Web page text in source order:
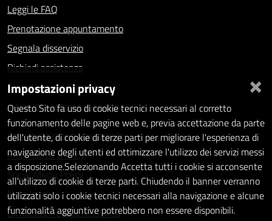
Leggi le FAQ
Prenotazione appuntamento
Segnala disservizio
Richiedi assistenza
Statistiche dei Siti web
Intranet - accesso riservato
Amministrazione trasparente
Informativa privacy
Social Media Policy
Note legali
Dichiarazione di accessibilità
×
Impostazioni privacy
Questo Sito fa uso di cookie tecnici necessari al corretto
funzionamento delle pagine web e, previa accettazione da parte
dell'utente, di cookie di terze parti per migliorare l'esperienza di
navigazione degli utenti ed ottimizzare l'utilizzo dei servizi messi
a disposizione.Selezionando Accetta tutti i cookie si acconsente
all'utilizzo di cookie di terze parti. Chiudendo il banner verranno
utilizzati solo i cookie tecnici necessari alla navigazione e alcune
funzionalità aggiuntive potrebbero non essere disponibili.